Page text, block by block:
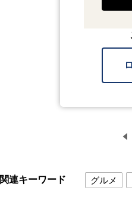
関連キーワード グルメ